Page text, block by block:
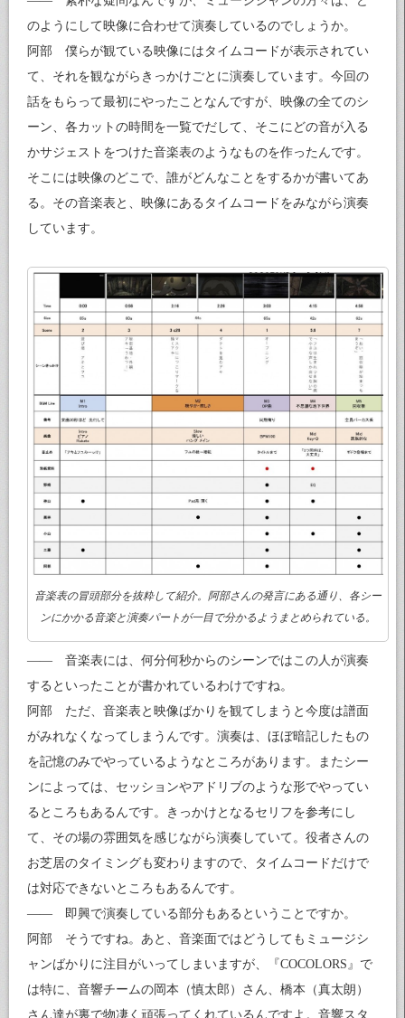
のようにして映像に合わせて演奏しているのでしょうか。
阿部 僕らが観ている映像にはタイムコードが表示されてい
て、それを観ながらきっかけごとに演奏しています。今回の
話をもらって最初にやったことなんですが、映像の全てのシ
ーン、各カットの時間を一覧でだして、そこにどの音が入る
かサジェストをつけた音楽表のようなものを作ったんです。
そこには映像のどこで、誰がどんなことをするかが書いてあ
る。その音楽表と、映像にあるタイムコードをみながら演奏
しています。
音楽表の冒頭部分を抜粋して紹介。阿部さんの発言にある通り、各シー
ンにかかる音楽と演奏パートが一目で分かるようまとめられている。
—— 音楽表には、何分何秒からのシーンではこの人が演奏
するといったことが書かれているわけですね。
阿部 ただ、音楽表と映像ばかりを観てしまうと今度は譜面
がみれなくなってしまうんです。演奏は、ほぼ暗記したもの
を記憶のみでやっているようなところがあります。またシー
ンによっては、セッションやアドリブのような形でやってい
るところもあるんです。きっかけとなるセリフを参考にし
て、その場の雰囲気を感じながら演奏していて。役者さんの
お芝居のタイミングも変わりますので、タイムコードだけで
は対応できないところもあるんです。
—— 即興で演奏している部分もあるということですか。
阿部 そうですね。あと、音楽面ではどうしてもミュージシ
ャンばかりに注目がいってしまいますが、『COCOLORS』で
は特に、音響チームの岡本（慎太郎）さん、橋本（真太朗）
さん達が裏で物凄く頑張ってくれているんですよ。音響スタ